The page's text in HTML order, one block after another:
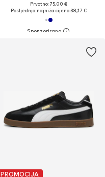
Prvotno: 75,00 €
Posljednja najniža cijena:38,17 €
PROMOCIJA